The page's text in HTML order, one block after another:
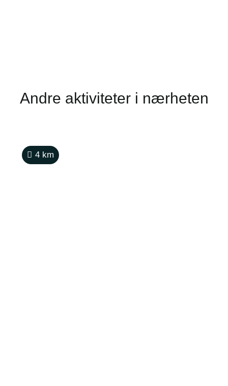
Andre aktiviteter i nærheten
4 km